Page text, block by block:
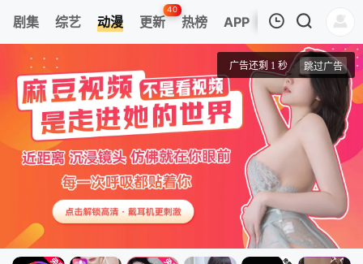
剧集 综艺 动漫 更新
40
热榜 APP
第01集
王者天下 第五季
清空